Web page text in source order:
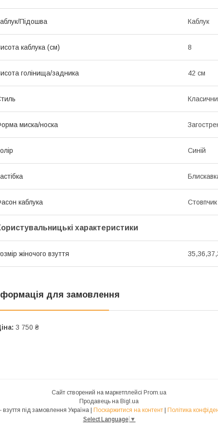
Підошва Каблук
каблука (см) 8
голінища/задника 42 см
миска/носка
Синій
каблука Стовпчик
характеристики
жіночого взуття
для замовлення
3 750 ₴
Сайт створений на маркетплейсі Prom.ua
Продавець на Bigl.ua
ADAMS - взуття під замовлення Україна | Поскаржитися на контент | Політика
Select Language ▼